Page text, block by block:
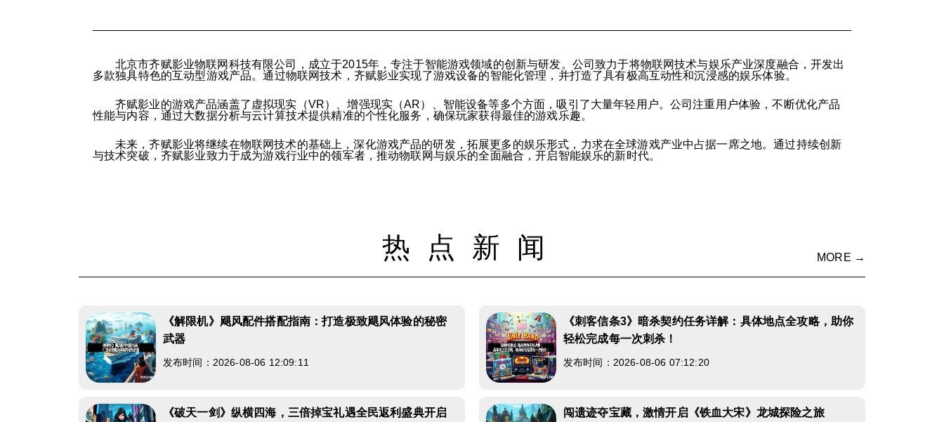
北京市齐赋影业物联网科技有限公司，成立于2015年，专注于智能游戏领域的创新与研发。公司致力于将物联网技术与娱乐产业深度融合，开发出
多款独具特色的互动型游戏产品。通过物联网技术，齐赋影业实现了游戏设备的智能化管理，并打造了具有极高互动性和沉浸感的娱乐体验。
齐赋影业的游戏产品涵盖了虚拟现实（VR）、增强现实（AR）、智能设备等多个方面，吸引了大量年轻用户。公司注重用户体验，不断优化产品
性能与内容，通过大数据分析与云计算技术提供精准的个性化服务，确保玩家获得最佳的游戏乐趣。
未来，齐赋影业将继续在物联网技术的基础上，深化游戏产品的研发，拓展更多的娱乐形式，力求在全球游戏产业中占据一席之地。通过持续创新
与技术突破，齐赋影业致力于成为游戏行业中的领军者，推动物联网与娱乐的全面融合，开启智能娱乐的新时代。
热点新闻 MORE →
《解限机》飓风配件搭配指南：打造极致飓风体验的秘密
武器
发布时间：2026-08-06 12:09:11
《刺客信条3》暗杀契约任务详解：具体地点全攻略，助你
轻松完成每一次刺杀！
发布时间：2026-08-06 07:12:20
《破天一剑》纵横四海，三倍掉宝礼遇全民返利盛典开启 闯遗迹夺宝藏，激情开启《铁血大宋》龙城探险之旅